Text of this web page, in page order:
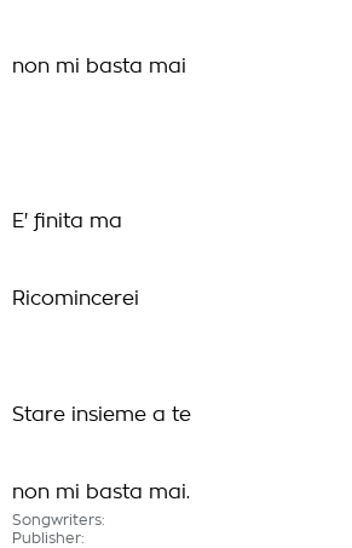
non mi basta mai
E' finita ma
Ricomincerei
Stare insieme a te
non mi basta mai.
Songwriters:
Publisher: